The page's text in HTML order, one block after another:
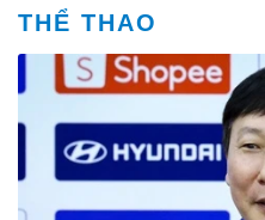
THỂ THAO